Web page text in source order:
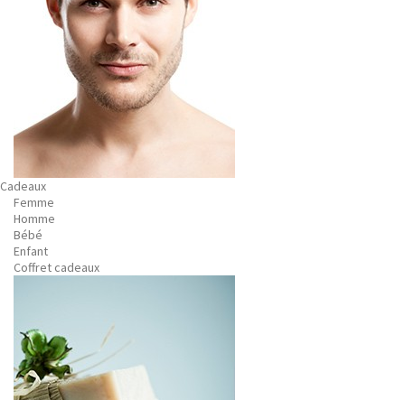
Cadeaux
Femme
Homme
Bébé
Enfant
Coffret cadeaux